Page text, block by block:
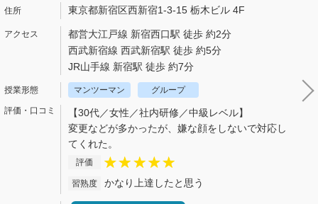
東京都新宿区西新宿1-3-15 栃木ビル 4F
都営大江戸線 新宿西口駅 徒歩 約2分
西武新宿線 西武新宿駅 徒歩 約5分
JR山手線 新宿駅 徒歩 約7分
マンツーマン グループ
【30代／女性／社内研修／中級レベル】
変更などが多かったが、嫌な顔をしないで対応し
てくれた。
評価
習熟度 かなり上達したと思う